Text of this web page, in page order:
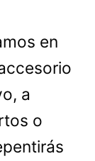
en
a
o